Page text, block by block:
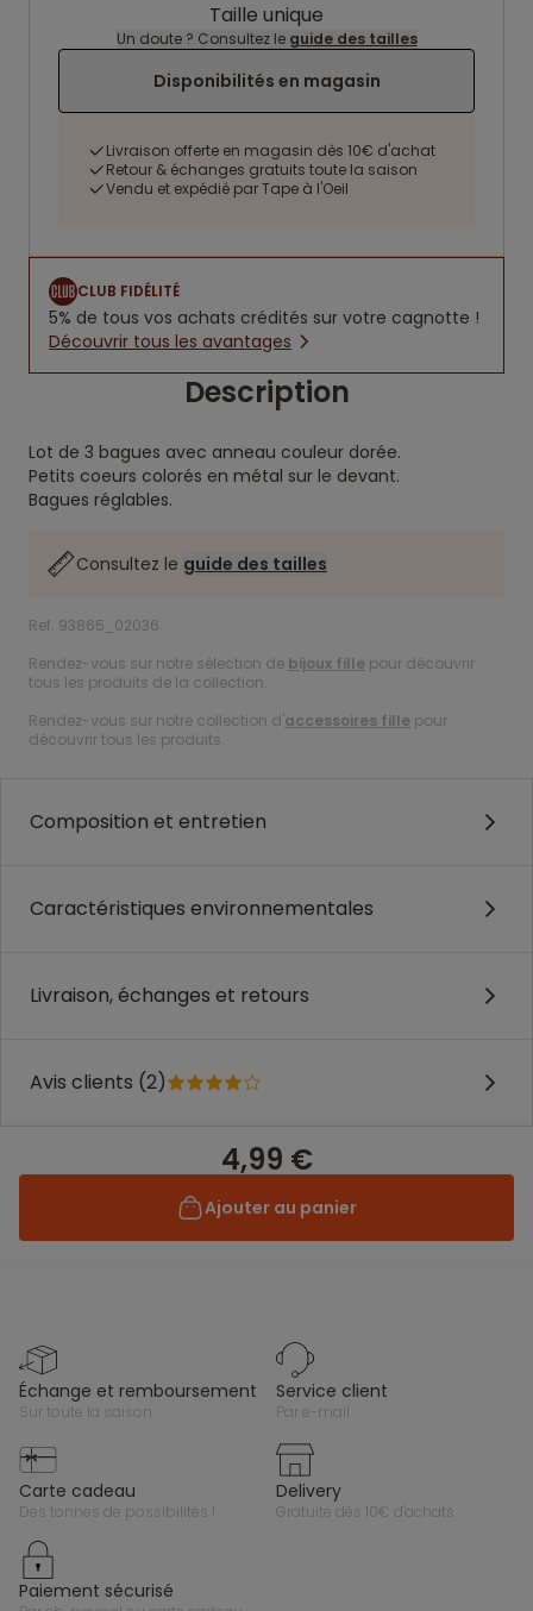
Taille unique
Un doute ? Consultez le guide des tailles
Disponibilités en magasin
Livraison offerte en magasin dès 10€ d'achat
Retour & échanges gratuits toute la saison
Vendu et expédié par Tape à l'Oeil
CLUB FIDÉLITÉ
5% de tous vos achats crédités sur votre cagnotte !
Découvrir tous les avantages
Description
Lot de 3 bagues avec anneau couleur dorée.
Petits coeurs colorés en métal sur le devant.
Bagues réglables.
Consultez le guide des tailles
Ref. 93865_02036
Rendez-vous sur notre sélection de bijoux fille pour découvrir
tous les produits de la collection.
Rendez-vous sur notre collection d'accessoires fille pour
découvrir tous les produits.
Composition et entretien
Caractéristiques environnementales
Livraison, échanges et retours
Avis clients (2)
4,99 €
Ajouter au panier
échange et remboursement
sur toute la saison
service client
par e-mail
carte cadeau
des tonnes de possibilités !
delivery
gratuite dès 10€ d'achats
paiement sécurisé